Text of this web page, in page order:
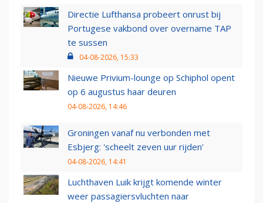
Directie Lufthansa probeert onrust bij
Portugese vakbond over overname TAP
te sussen
04-08-2026, 15:33
Nieuwe Privium-lounge op Schiphol opent
op 6 augustus haar deuren
04-08-2026, 14:46
Groningen vanaf nu verbonden met
Esbjerg: 'scheelt zeven uur rijden'
04-08-2026, 14:41
Luchthaven Luik krijgt komende winter
weer passagiersvluchten naar